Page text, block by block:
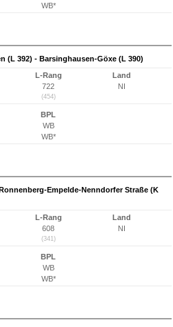
WB*
(L 392) - Barsinghausen-Göxe (L 390)
L-Rang
722
(454)
Land
NI
BPL
WB
WB*
Empelde-Nenndorfer Straße (K
L-Rang
608
(341)
Land
NI
BPL
WB
WB*